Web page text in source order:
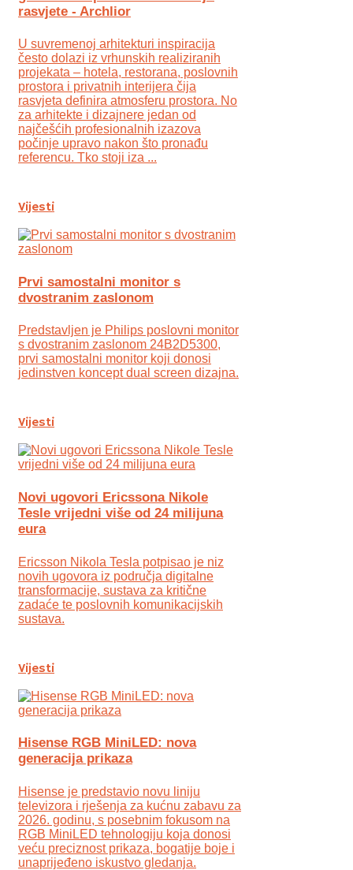
rasvjete - Archlior
U suvremenoj arhitekturi inspiracija
često dolazi iz vrhunskih realiziranih
projekata – hotela, restorana, poslovnih
prostora i privatnih interijera čija
rasvjeta definira atmosferu prostora. No
za arhitekte i dizajnere jedan od
najčešćih profesionalnih izazova
počinje upravo nakon što pronađu
referencu. Tko stoji iza ...
Vijesti
Prvi samostalni monitor s
dvostranim zaslonom
Predstavljen je Philips poslovni monitor
s dvostranim zaslonom 24B2D5300,
prvi samostalni monitor koji donosi
jedinstven koncept dual screen dizajna.
Vijesti
Novi ugovori Ericssona Nikole
Tesle vrijedni više od 24 milijuna
eura
Ericsson Nikola Tesla potpisao je niz
novih ugovora iz područja digitalne
transformacije, sustava za kritične
zadaće te poslovnih komunikacijskih
sustava.
Vijesti
Hisense RGB MiniLED: nova
generacija prikaza
Hisense je predstavio novu liniju
televizora i rješenja za kućnu zabavu za
2026. godinu, s posebnim fokusom na
RGB MiniLED tehnologiju koja donosi
veću preciznost prikaza, bogatije boje i
unaprijeđeno iskustvo gledanja.